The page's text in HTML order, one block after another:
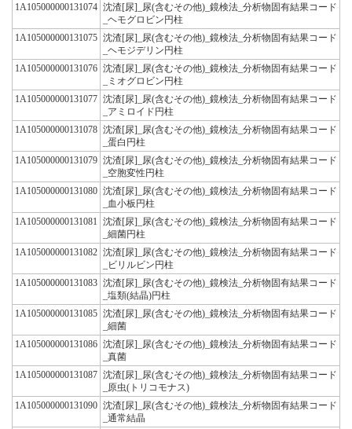
1A105000000131074 沈渣[尿]_尿(含むその他)_鏡検法_分析物固有結果コード
_ヘモグロビン円柱
1A105000000131075 沈渣[尿]_尿(含むその他)_鏡検法_分析物固有結果コード
_ヘモジデリン円柱
1A105000000131076 沈渣[尿]_尿(含むその他)_鏡検法_分析物固有結果コード
_ミオグロビン円柱
1A105000000131077 沈渣[尿]_尿(含むその他)_鏡検法_分析物固有結果コード
_アミロイド円柱
1A105000000131078 沈渣[尿]_尿(含むその他)_鏡検法_分析物固有結果コード
_蛋白円柱
1A105000000131079 沈渣[尿]_尿(含むその他)_鏡検法_分析物固有結果コード
_空胞変性円柱
1A105000000131080 沈渣[尿]_尿(含むその他)_鏡検法_分析物固有結果コード
_血小板円柱
1A105000000131081
沈渣[尿]_尿(含むその他)_鏡検法_分析物固有結果コード
_細菌円柱
1A105000000131082 沈渣[尿]_尿(含むその他)_鏡検法_分析物固有結果コード
_ビリルビン円柱
1A105000000131083 沈渣[尿]_尿(含むその他)_鏡検法_分析物固有結果コード
_塩類(結晶)円柱
1A105000000131085 沈渣[尿]_尿(含むその他)_鏡検法_分析物固有結果コード
_細菌
1A105000000131086 沈渣[尿]_尿(含むその他)_鏡検法_分析物固有結果コード
_真菌
1A105000000131087 沈渣[尿]_尿(含むその他)_鏡検法_分析物固有結果コード
_原虫(トリコモナス)
1A105000000131090 沈渣[尿]_尿(含むその他)_鏡検法_分析物固有結果コード
_通常結晶